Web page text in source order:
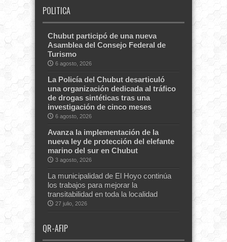
POLITICA
Chubut participó de una nueva
Asamblea del Consejo Federal de
Turismo
6 agosto, 2026
La Policía del Chubut desarticuló
una organización dedicada al tráfico
de drogas sintéticas tras una
investigación de cinco meses
6 agosto, 2026
Avanza la implementación de la
nueva ley de protección del elefante
marino del sur en Chubut
3 agosto, 2026
La municipalidad de El Hoyo continúa
los trabajos para mejorar la
transitabilidad en toda la localidad
27 julio, 2026
QR-AFIP